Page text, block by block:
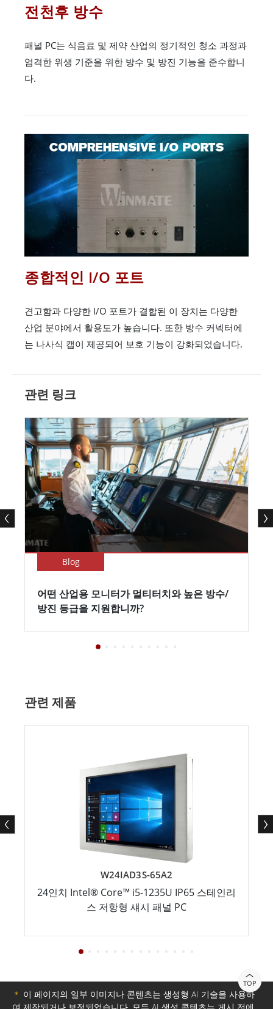
전천후 방수
패널 PC는 식음료 및 제약 산업의 정기적인 청소 과정과
엄격한 위생 기준을 위한 방수 및 방진 기능을 준수합니
다.
종합적인 I/O 포트
견고함과 다양한 I/O 포트가 결합된 이 장치는 다양한
산업 분야에서 활용도가 높습니다. 또한 방수 커넥터에
는 나사식 캡이 제공되어 보호 기능이 강화되었습니다.
관련 링크
Blog
어떤 산업용 모니터가 멀티터치와 높은 방수/
방진 등급을 지원합니까?
관련 제품
W24IAD3S-65A2
24인치 Intel® Core™ i5-1235U IP65 스테인리
스 저항형 섀시 패널 PC
TOP
＊ 이 페이지의 일부 이미지나 콘텐츠는 생성형 AI 기술을 사용하